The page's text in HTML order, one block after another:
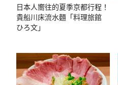
日本人嚮往的夏季京都行程！
貴船川床流水麵「料理旅館
ひろ文」